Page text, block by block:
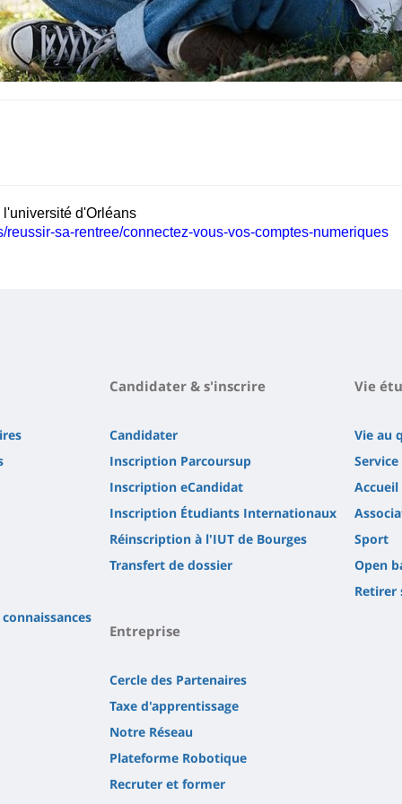
d'Orléans
sa-rentree/connectez-vous-vos-comptes-numeriques
Candidater & s'inscrire
Candidater
Inscription Parcoursup
Inscription eCandidat
Inscription Étudiants Internationaux
Réinscription à l'IUT de Bourges
Transfert de dossier
Vie
Vie au
Sport
Open
Retirer
Entreprise
Cercle des Partenaires
Taxe d'apprentissage
Notre Réseau
Plateforme Robotique
Recruter et former